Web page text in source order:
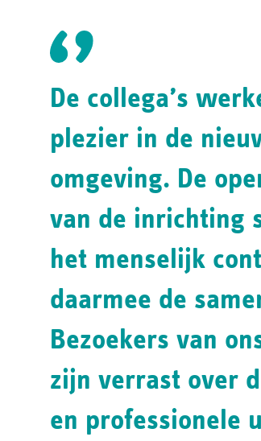
De collega’s
plezier in de
omgeving. De
van de inrichting
het menselijk
daarmee de
Bezoekers van
zijn verrast over
en professionele